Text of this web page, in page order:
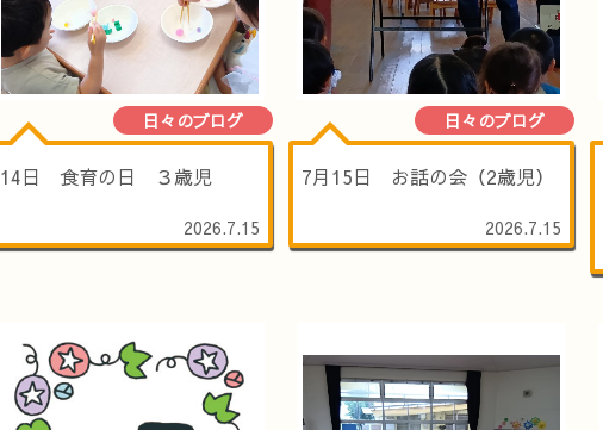
日々のブログ
14日 食育の日 ３歳児
2026.7.15
日々のブログ
7月15日 お話の会（2歳児）
2026.7.15